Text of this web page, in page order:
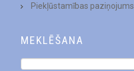
Piekļūstamības paziņojums
MEKLĒŠANA